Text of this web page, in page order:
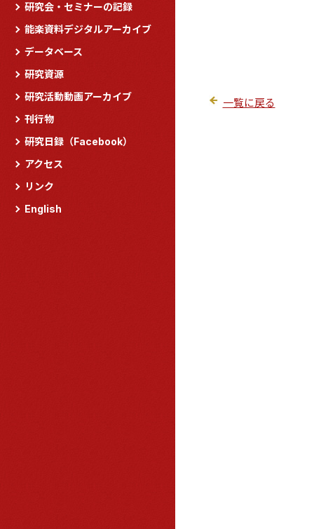
研究会・セミナーの記録
能楽資料デジタルアーカイブ
データベース
研究資源
研究活動動画アーカイブ
刊行物
研究日録（Facebook）
アクセス
リンク
English
一覧に戻る